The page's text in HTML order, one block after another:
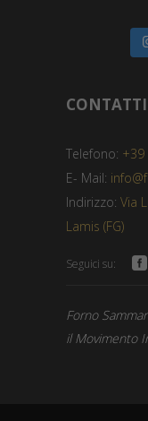
CONTATTI
Telefono: +39
E- Mail:
Indirizzo: Via
Lamis (FG)
Seguici su:
Forno
il Movimento